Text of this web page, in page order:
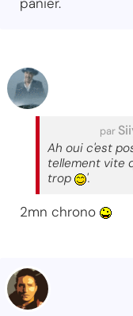
par
Ah oui c'est
tellement vite
trop
'.
2mn chrono